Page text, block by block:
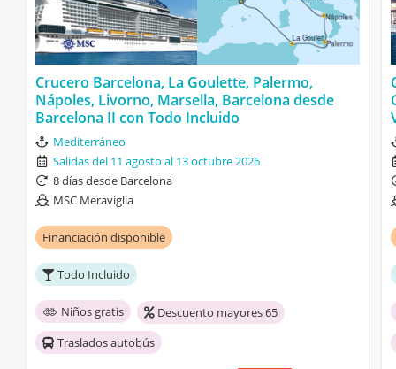
Crucero Barcelona, La Goulette, Palermo,
Nápoles, Livorno, Marsella, Barcelona desde
Barcelona II con Todo Incluido
Mediterráneo
Salidas del 11 agosto al 13 octubre 2026
8 días desde Barcelona
MSC Meraviglia
Financiación disponible
Todo Incluido
Niños gratis
Descuento mayores 65
Traslados autobús